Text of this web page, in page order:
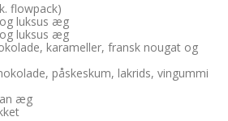
flowpack)
luksus æg
luksus æg
karameller, fransk nougat og
påskeskum, lakrids, vingummi
æg